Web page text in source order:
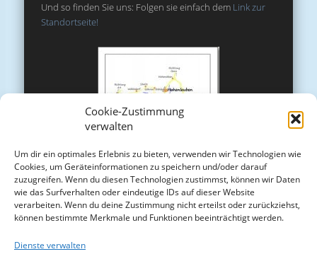
Cookie-Zustimmung
verwalten
Um dir ein optimales Erlebnis zu bieten, verwenden wir Technologien wie
Cookies, um Geräteinformationen zu speichern und/oder darauf
zuzugreifen. Wenn du diesen Technologien zustimmst, können wir Daten
wie das Surfverhalten oder eindeutige IDs auf dieser Website
verarbeiten. Wenn du deine Zustimmung nicht erteilst oder zurückziehst,
können bestimmte Merkmale und Funktionen beeinträchtigt werden.
Dienste verwalten
Und so finden Sie uns: Folgen sie einfach dem Link zur
Standortseite!